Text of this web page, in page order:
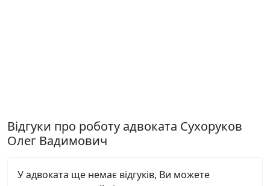
Відгуки про роботу адвоката Сухоруков
Олег Вадимович
У адвоката ще немає відгуків, Ви можете